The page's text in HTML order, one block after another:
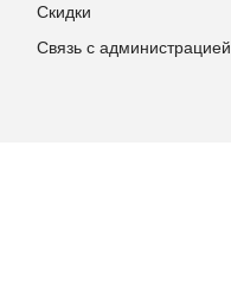
Скидки
Связь с администрацией